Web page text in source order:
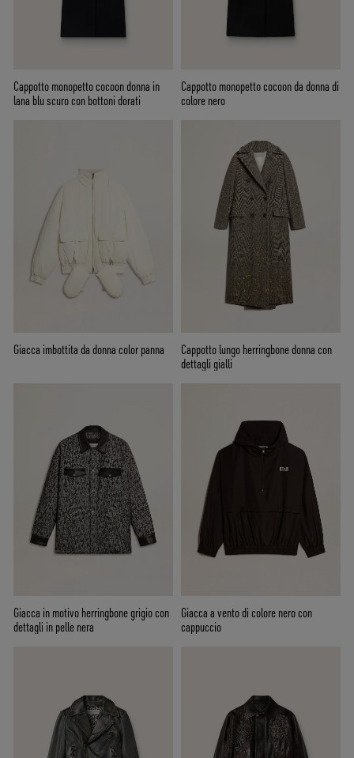
Cappotto monopetto cocoon donna in
lana blu scuro con bottoni dorati
Cappotto monopetto cocoon da donna di
colore nero
Giacca imbottita da donna color panna
Cappotto lungo herringbone donna con
dettagli gialli
Giacca in motivo herringbone grigio con
dettagli in pelle nera
Giacca a vento di colore nero con
cappuccio